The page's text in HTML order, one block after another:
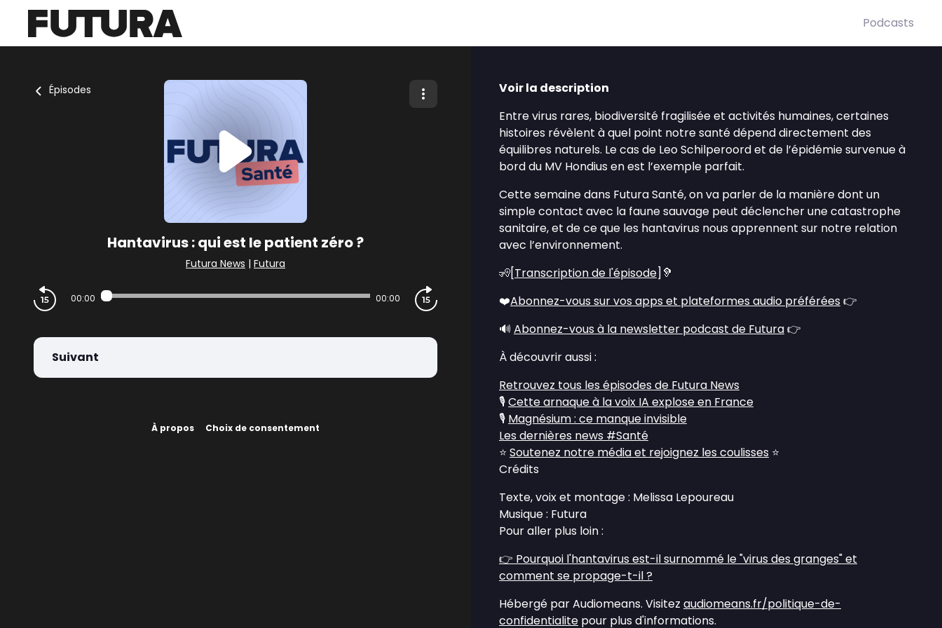
Podcasts
Épisodes
Hantavirus : qui est le patient zéro ?
Futura News | Futura
00:00 00:00
Suivant
À propos Choix de consentement
Voir la description
Entre virus rares, biodiversité fragilisée et activités humaines, certaines
histoires révèlent à quel point notre santé dépend directement des
équilibres naturels. Le cas de Leo Schilperoord et de l’épidémie survenue à
bord du MV Hondius en est l’exemple parfait.
Cette semaine dans Futura Santé, on va parler de la manière dont un
simple contact avec la faune sauvage peut déclencher une catastrophe
sanitaire, et de ce que les hantavirus nous apprennent sur notre relation
avec l’environnement.
🧏[Transcription de l'épisode]🦻
❤️Abonnez-vous sur vos apps et plateformes audio préférées 👉
🔊 Abonnez-vous à la newsletter podcast de Futura👉
À découvrir aussi :
Retrouvez tous les épisodes de Futura News
🎙️Cette arnaque à la voix IA explose en France
🎙️ Magnésium : ce manque invisible
Les dernières news #Santé
⭐ Soutenez notre média et rejoignez les coulisses ⭐
Crédits
Texte, voix et montage : Melissa Lepoureau
Musique : Futura
Pour aller plus loin :
👉 Pourquoi l'hantavirus est-il surnommé le "virus des granges" et
comment se propage-t-il ?
Hébergé par Audiomeans. Visitez audiomeans.fr/politique-de-
confidentialite pour plus d'informations.